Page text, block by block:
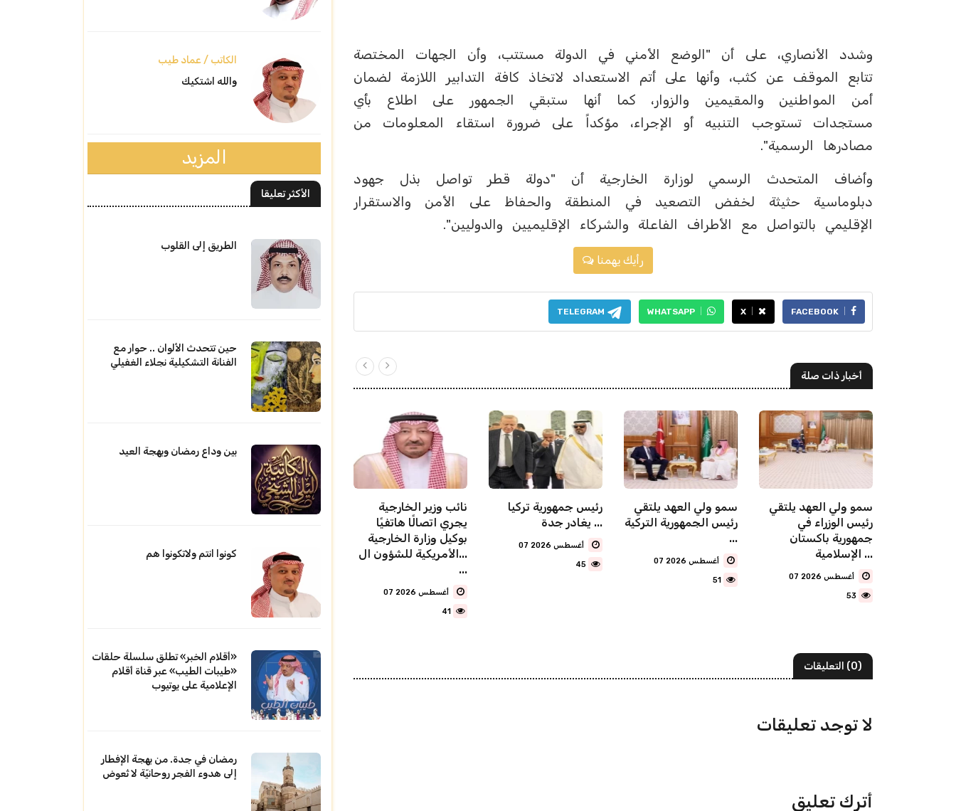
وشدد الأنصاري، على أن "الوضع الأمني في الدولة مستتب، وأن الجهات المختصة
تتابع الموقف عن كثب، وأنها على أتم الاستعداد لاتخاذ كافة التدابير اللازمة لضمان
أمن المواطنين والمقيمين والزوار، كما أنها ستبقي الجمهور على اطلاع بأي
مستجدات تستوجب التنبيه أو الإجراء، مؤكداً على ضرورة استقاء المعلومات من
مصادرها الرسمية".
وأضاف المتحدث الرسمي لوزارة الخارجية أن "دولة قطر تواصل بذل جهود
دبلوماسية حثيثة لخفض التصعيد في المنطقة والحفاظ على الأمن والاستقرار
الإقليمي بالتواصل مع الأطراف الفاعلة والشركاء الإقليميين والدوليين".
رأيك يهمنا
FACEBOOK
X
WHATSAPP
TELEGRAM
أخبار ذات صلة
نائب وزير الخارجية
يجري اتصالًا هاتفيًا
بوكيل وزارة الخارجية
الأمريكية للشؤون ال...
...
41
رئيس جمهورية تركيا
يغادر جدة ...
45
سمو ولي العهد يلتقي
رئيس الجمهورية التركية
...
51
سمو ولي العهد يلتقي
رئيس الوزراء في
جمهورية باكستان
الإسلامية ...
53
(0) التعليقات
لا توجد تعليقات
أترك تعليق
الكاتب / عماد طيب
والله اشتكيك
المزيد
الأكثر تعليقا
الطريق إلى القلوب
حين تتحدث الألوان .. حوار مع
الفنانة التشكيلية نجلاء الغفيلي
بين وداع رمضان وبهجة العيد
كونوا انتم ولاتكونوا هم
«أقلام الخبر» تطلق سلسلة حلقات
«طيبات الطيب» عبر قناة أقلام
الإعلامية على يوتيوب
رمضان في جدة. من بهجة الإفطار
إلى هدوء الفجر روحانيّة لا تُعوض